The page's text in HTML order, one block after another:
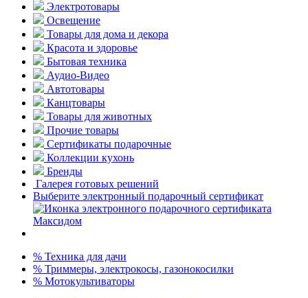
Электротовары
Освещение
Товары для дома и декора
Красота и здоровье
Бытовая техника
Аудио-Видео
Автотовары
Канцтовары
Товары для животных
Прочие товары
Сертификаты подарочные
Коллекции кухонь
Бренды
Галерея готовых решений
Выберите электронный подарочный сертификат
% Техника для дачи
% Триммеры, электрокосы, газонокосилки
% Мотокультиваторы